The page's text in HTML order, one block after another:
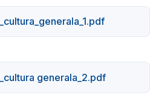
generala_2.pdf